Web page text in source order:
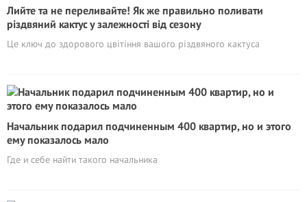
Лийте та не переливайте! Як же правильно поливати
різдвяний кактус у залежності від сезону
Це ключ до здорового цвітіння вашого різдвяного кактуса
Начальник подарил подчиненным 400 квартир, но и этого
ему показалось мало
Где и себе найти такого начальника